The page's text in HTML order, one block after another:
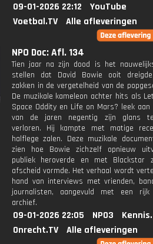
09-01-2026 22:12
YouTube
Voetbal.TV
Alle afleveringen
NPO Doc: Afl. 134
Tien jaar na zijn dood is het
stellen dat David Bowie ooit
zakken in de vergetelheid van de
De muzikale kameleon achter hits als
Space Oddity en Life on Mars? leek
van de jaren negentig zijn glans
verloren. Hij kampte met matige
halflege zalen. Deze muzikale
zien hoe Bowie zichzelf opnieuw
publiek heroverde en met Blackstar
afscheid vormde. Het verhaal wordt
hand van interviews met vrienden,
journalisten, aangevuld met een rijk
archief.
09-01-2026 22:05 NPO3
Onrecht.TV
Alle afleveringen